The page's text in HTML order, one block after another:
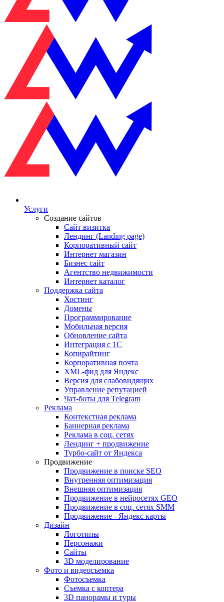
Услуги
Создание сайтов
Сайт визитка
Лендинг (Landing page)
Корпоративный сайт
Интернет магазин
Бизнес сайт
Агентство недвижимости
Интернет каталог
Поддержка сайта
Хостинг
Домены
Программирование
Мобильная версия
Обновление сайта
Интеграция с 1С
Копирайтинг
Корпоративная почта
XML-фид для Яндекс
Версия для слабовидящих
Управление репутацией
Чат-боты для Telegram
Реклама
Контекстная реклама
Баннерная реклама
Реклама в соц. сетях
Лендинг + продвижение
Турбо-сайт от Яндекса
Продвижение
Продвижение в поиске SEO
Внутренняя оптимизация
Внешняя оптимизация
Продвижение в нейросетях GEO
Продвижение в соц. сетях SMM
Продвижение - Яндекс карты
Дизайн
Логотипы
Персонажи
Сайты
3D моделирование
Фото и видеосъемка
Фотосъемка
Съемка с коптера
3D панорамы и туры